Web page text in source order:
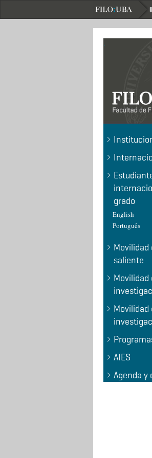
.
grado
English
Português
Movilidad
saliente
Movilidad
Movilidad
AIES
Agenda y